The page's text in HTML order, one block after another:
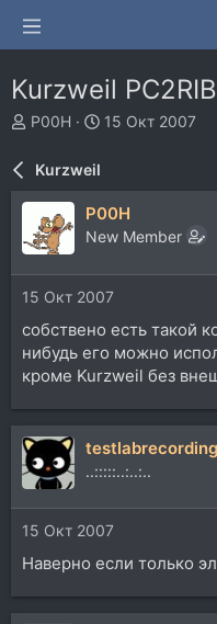
Kurzweil PC2RIB
А
т
р
е
ы
P00H
Д
н
а
ч
л
а
15 Окт 2007
Kurzweil
P00H
New Member
15 Окт 2007
собствено есть такой
нибудь его можно
кроме Kurzweil без
..:::::..:..:..
15 Окт 2007
Наверно если только